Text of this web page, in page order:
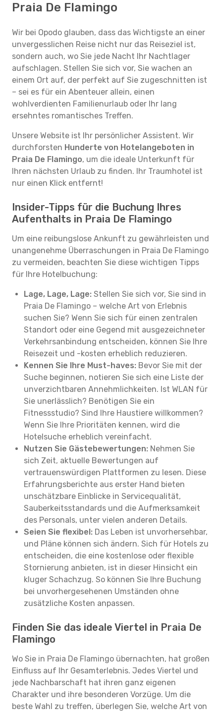
Praia De Flamingo
Wir bei Opodo glauben, dass das Wichtigste an einer
unvergesslichen Reise nicht nur das Reiseziel ist,
sondern auch, wo Sie jede Nacht Ihr Nachtlager
aufschlagen. Stellen Sie sich vor, Sie wachen an
einem Ort auf, der perfekt auf Sie zugeschnitten ist
– sei es für ein Abenteuer allein, einen
wohlverdienten Familienurlaub oder Ihr lang
ersehntes romantisches Treffen.
Unsere Website ist Ihr persönlicher Assistent. Wir
durchforsten Hunderte von Hotelangeboten in
Praia De Flamingo, um die ideale Unterkunft für
Ihren nächsten Urlaub zu finden. Ihr Traumhotel ist
nur einen Klick entfernt!
Insider-Tipps für die Buchung Ihres
Aufenthalts in Praia De Flamingo
Um eine reibungslose Ankunft zu gewährleisten und
unangenehme Überraschungen in Praia De Flamingo
zu vermeiden, beachten Sie diese wichtigen Tipps
für Ihre Hotelbuchung:
Lage, Lage, Lage: Stellen Sie sich vor, Sie sind in
Praia De Flamingo – welche Art von Erlebnis
suchen Sie? Wenn Sie sich für einen zentralen
Standort oder eine Gegend mit ausgezeichneter
Verkehrsanbindung entscheiden, können Sie Ihre
Reisezeit und -kosten erheblich reduzieren.
Kennen Sie Ihre Must-haves: Bevor Sie mit der
Suche beginnen, notieren Sie sich eine Liste der
unverzichtbaren Annehmlichkeiten. Ist WLAN für
Sie unerlässlich? Benötigen Sie ein
Fitnessstudio? Sind Ihre Haustiere willkommen?
Wenn Sie Ihre Prioritäten kennen, wird die
Hotelsuche erheblich vereinfacht.
Nutzen Sie Gästebewertungen: Nehmen Sie
sich Zeit, aktuelle Bewertungen auf
vertrauenswürdigen Plattformen zu lesen. Diese
Erfahrungsberichte aus erster Hand bieten
unschätzbare Einblicke in Servicequalität,
Sauberkeitsstandards und die Aufmerksamkeit
des Personals, unter vielen anderen Details.
Seien Sie flexibel: Das Leben ist unvorhersehbar,
und Pläne können sich ändern. Sich für Hotels zu
entscheiden, die eine kostenlose oder flexible
Stornierung anbieten, ist in dieser Hinsicht ein
kluger Schachzug. So können Sie Ihre Buchung
bei unvorhergesehenen Umständen ohne
zusätzliche Kosten anpassen.
Finden Sie das ideale Viertel in Praia De
Flamingo
Wo Sie in Praia De Flamingo übernachten, hat großen
Einfluss auf Ihr Gesamterlebnis. Jedes Viertel und
jede Nachbarschaft hat ihren ganz eigenen
Charakter und ihre besonderen Vorzüge. Um die
beste Wahl zu treffen, überlegen Sie, welche Art von